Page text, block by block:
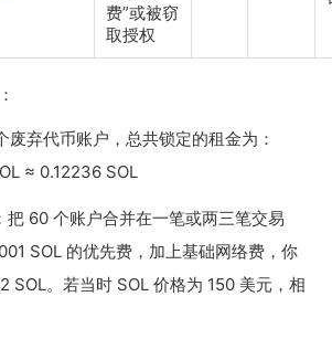
费”或被窃
取授权
弃代币账户，总共锁定的租金为：
≈ 0.12236 SOL
60 个账户合并在一笔或两三笔交易
SOL 的优先费，加上基础网络费，你
SOL。若当时 SOL 价格为 150 美元，相